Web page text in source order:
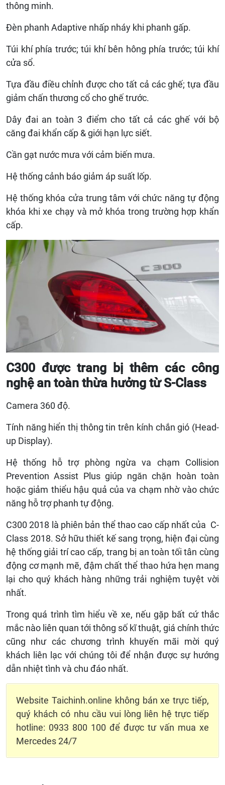
thông minh.
Đèn phanh Adaptive nhấp nháy khi phanh gấp.
Túi khí phía trước; túi khí bên hông phía trước; túi khí
cửa sổ.
Tựa đầu điều chỉnh được cho tất cả các ghế; tựa đầu
giảm chấn thương cổ cho ghế trước.
Dây đai an toàn 3 điểm cho tất cả các ghế với bộ
căng đai khẩn cấp & giới hạn lực siết.
Cần gạt nước mưa với cảm biến mưa.
Hệ thống cảnh báo giảm áp suất lốp.
Hệ thống khóa cửa trung tâm với chức năng tự động
khóa khi xe chạy và mở khóa trong trường hợp khẩn
cấp.
C300 được trang bị thêm các công
nghệ an toàn thừa hưởng từ S-Class
Camera 360 độ.
Tính năng hiển thị thông tin trên kính chắn gió (Head-
up Display).
Hệ thống hỗ trợ phòng ngừa va chạm Collision
Prevention Assist Plus giúp ngăn chặn hoàn toàn
hoặc giảm thiểu hậu quả của va chạm nhờ vào chức
năng hỗ trợ phanh tự động.
C300 2018 là phiên bản thể thao cao cấp nhất của C-
Class 2018. Sở hữu thiết kế sang trọng, hiện đại cùng
hệ thống giải trí cao cấp, trang bị an toàn tối tân cùng
động cơ mạnh mẽ, đậm chất thể thao hứa hẹn mang
lại cho quý khách hàng những trải nghiệm tuyệt vời
nhất.
Trong quá trình tìm hiểu về xe, nếu gặp bất cứ thắc
mắc nào liên quan tới thông số kĩ thuật, giá chính thức
cũng như các chương trình khuyến mãi mời quý
khách liên lạc với chúng tôi để nhận được sự hướng
dẫn nhiệt tình và chu đáo nhất.
Website Taichinh.online không bán xe trực tiếp,
quý khách có nhu cầu vui lòng liên hệ trực tiếp
hotline: 0933 800 100 để được tư vấn mua xe
Mercedes 24/7